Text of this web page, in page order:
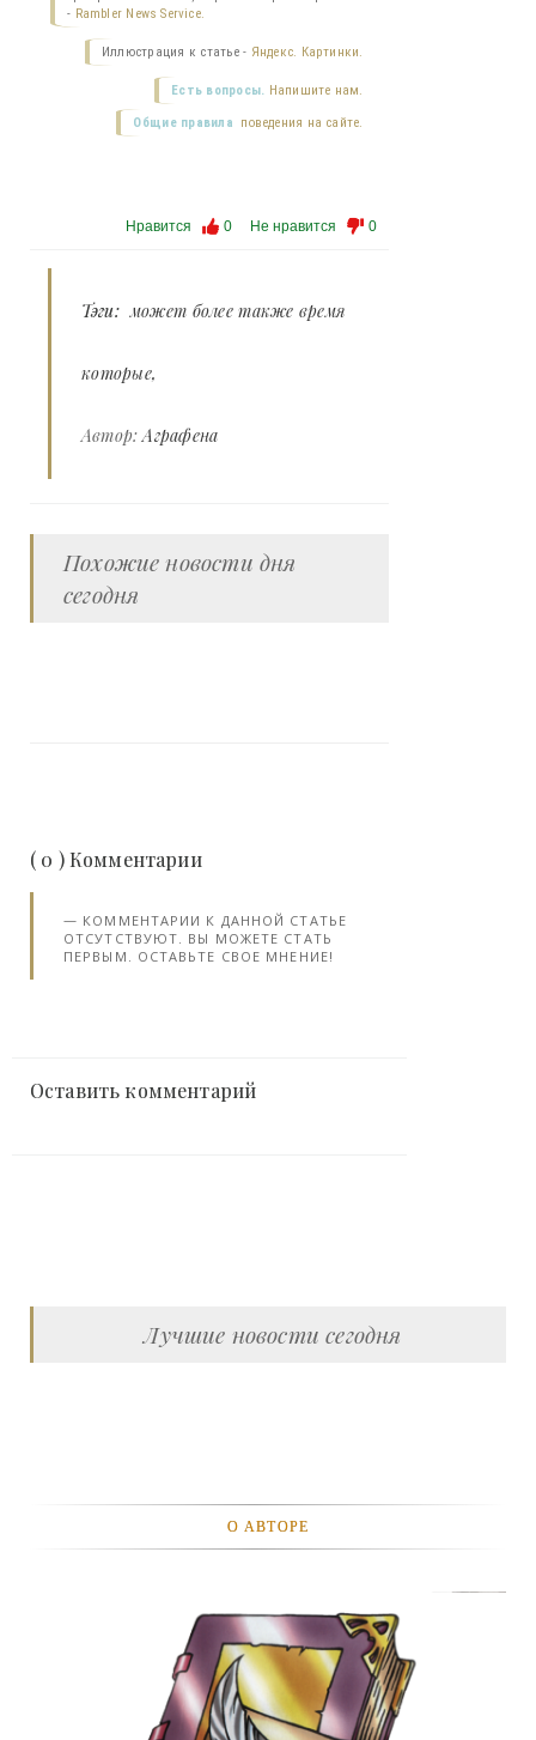
- Rambler News Service.
Иллюстрация к статье - Яндекс. Картинки.
Есть вопросы. Напишите нам.
Общие правила поведения на сайте.
Нравится 0 Не нравится 0
Тэги: может более также время
которые
Автор:Аграфена
Похожие новости дня
сегодня
( 0 ) Комментарии
КОММЕНТАРИИ К ДАННОЙ СТАТЬЕ
ОТСУТСТВУЮТ. ВЫ МОЖЕТЕ СТАТЬ
ПЕРВЫМ. ОСТАВЬТЕ СВОЕ МНЕНИЕ!
Оставить комментарий
Лучшие новости сегодня
О АВТОРЕ